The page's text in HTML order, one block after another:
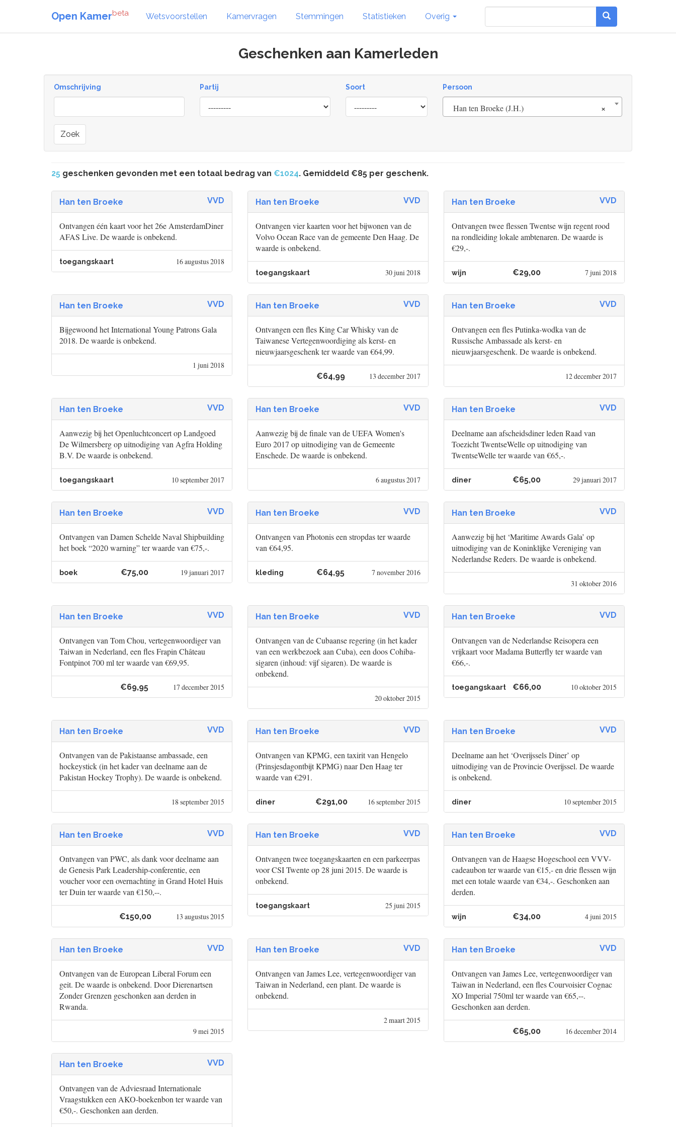
Open Kamerbeta Wetsvoorstellen Kamervragen Stemmingen Statistieken Overig
Geschenken aan Kamerleden
Omschrijving Partij Soort
Type
Persoon
×
Han ten Broeke (J.H.)
Zoek
25 geschenken gevonden met een totaal bedrag van €1024. Gemiddeld €85 per geschenk.
Han ten Broeke VVD
Ontvangen één kaart voor het 26e AmsterdamDiner
AFAS Live. De waarde is onbekend.
toegangskaart 16 augustus 2018
Han ten Broeke VVD
Ontvangen vier kaarten voor het bijwonen van de
Volvo Ocean Race van de gemeente Den Haag. De
waarde is onbekend.
toegangskaart 30 juni 2018
Han ten Broeke VVD
Ontvangen twee flessen Twentse wijn regent rood
na rondleiding lokale ambtenaren. De waarde is
€29,-.
wijn €29,00 7 juni 2018
Han ten Broeke VVD
Bijgewoond het International Young Patrons Gala
2018. De waarde is onbekend.
1 juni 2018
Han ten Broeke VVD
Ontvangen een fles King Car Whisky van de
Taiwanese Vertegenwoordiging als kerst- en
nieuwjaarsgeschenk ter waarde van €64,99.
€64,99 13 december 2017
Han ten Broeke VVD
Ontvangen een fles Putinka-wodka van de
Russische Ambassade als kerst- en
nieuwjaarsgeschenk. De waarde is onbekend.
12 december 2017
Han ten Broeke VVD
Aanwezig bij het Openluchtconcert op Landgoed
De Wilmersberg op uitnodiging van Agfra Holding
B.V. De waarde is onbekend.
toegangskaart 10 september 2017
Han ten Broeke VVD
Aanwezig bij de finale van de UEFA Women's
Euro 2017 op uitnodiging van de Gemeente
Enschede. De waarde is onbekend.
6 augustus 2017
Han ten Broeke VVD
Deelname aan afscheidsdiner leden Raad van
Toezicht TwentseWelle op uitnodiging van
TwentseWelle ter waarde van €65,-.
diner €65,00 29 januari 2017
Han ten Broeke VVD
Ontvangen van Damen Schelde Naval Shipbuilding
het boek “2020 warning” ter waarde van €75,-.
boek €75,00 19 januari 2017
Han ten Broeke VVD
Ontvangen van Photonis een stropdas ter waarde
van €64,95.
kleding €64,95 7 november 2016
Han ten Broeke VVD
Aanwezig bij het ‘Maritime Awards Gala’ op
uitnodiging van de Koninklijke Vereniging van
Nederlandse Reders. De waarde is onbekend.
31 oktober 2016
Han ten Broeke VVD
Ontvangen van Tom Chou, vertegenwoordiger van
Taiwan in Nederland, een fles Frapin Château
Fontpinot 700 ml ter waarde van €69,95.
€69,95 17 december 2015
Han ten Broeke VVD
Ontvangen van de Cubaanse regering (in het kader
van een werkbezoek aan Cuba), een doos Cohiba-
sigaren (inhoud: vijf sigaren). De waarde is
onbekend.
20 oktober 2015
Han ten Broeke VVD
Ontvangen van de Nederlandse Reisopera een
vrijkaart voor Madama Butterfly ter waarde van
€66,-.
toegangskaart €66,00 10 oktober 2015
Han ten Broeke VVD
Ontvangen van de Pakistaanse ambassade, een
hockeystick (in het kader van deelname aan de
Pakistan Hockey Trophy). De waarde is onbekend.
18 september 2015
Han ten Broeke VVD
Ontvangen van KPMG, een taxirit van Hengelo
(Prinsjesdagontbijt KPMG) naar Den Haag ter
waarde van €291.
diner €291,00 16 september 2015
Han ten Broeke VVD
Deelname aan het ‘Overijssels Diner’ op
uitnodiging van de Provincie Overijssel. De waarde
is onbekend.
diner 10 september 2015
Han ten Broeke VVD
Ontvangen van PWC, als dank voor deelname aan
de Genesis Park Leadership-conferentie, een
voucher voor een overnachting in Grand Hotel Huis
ter Duin ter waarde van €150,--.
€150,00 13 augustus 2015
Han ten Broeke VVD
Ontvangen twee toegangskaarten en een parkeerpas
voor CSI Twente op 28 juni 2015. De waarde is
onbekend.
toegangskaart 25 juni 2015
Han ten Broeke VVD
Ontvangen van de Haagse Hogeschool een VVV-
cadeaubon ter waarde van €15,- en drie flessen wijn
met een totale waarde van €34,-. Geschonken aan
derden.
wijn €34,00 4 juni 2015
Han ten Broeke VVD
Ontvangen van de European Liberal Forum een
geit. De waarde is onbekend. Door Dierenartsen
Zonder Grenzen geschonken aan derden in
Rwanda.
9 mei 2015
Han ten Broeke VVD
Ontvangen van James Lee, vertegenwoordiger van
Taiwan in Nederland, een plant. De waarde is
onbekend.
2 maart 2015
Han ten Broeke VVD
Ontvangen van James Lee, vertegenwoordiger van
Taiwan in Nederland, een fles Courvoisier Cognac
XO Imperial 750ml ter waarde van €65,--.
Geschonken aan derden.
€65,00 16 december 2014
Han ten Broeke VVD
Ontvangen van de Adviesraad Internationale
Vraagstukken een AKO-boekenbon ter waarde van
€50,-. Geschonken aan derden.